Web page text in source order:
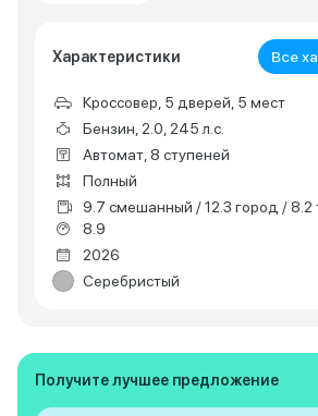
Характеристики Все
Кроссовер, 5 дверей, 5 мест
Бензин, 2.0, 245 л.с.
Автомат, 8 ступеней
Полный
9.7 смешанный / 12.3 город / 8.2
8.9
2026
Серебристый
Получите лучшее предложение